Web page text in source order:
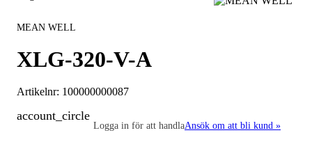
MEAN WELL
XLG-320-V-A
Artikelnr: 100000000087
account_circle
Logga in för att handlaAnsök om att bli kund »